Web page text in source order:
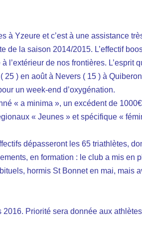
à Yzeure et c’est à une assistance
de la saison 2014/2015. L’effectif
l’extérieur de nos frontières. L’esprit
) en août à Nevers ( 15 ) à
un week-end d’oxygénation.
« a minima », un excédent de 1000€
« Jeunes » et spécifique «
dépasseront les 65 triathlètes,
en formation : le club a mis en
hormis St Bonnet en mai, mais
Priorité sera donnée aux athlètes